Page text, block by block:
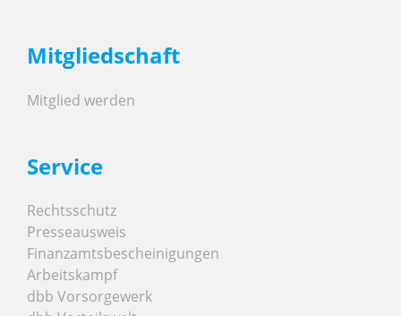
Mitgliedschaft
Mitglied werden
Service
Rechtsschutz
Presseausweis
Finanzamtsbescheinigungen
Arbeitskampf
dbb Vorsorgewerk